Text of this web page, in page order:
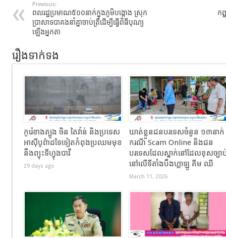
Previous:
ពលរដ្ឋប្រមាណ៥០០នាក់ក្នុងភូមិបង្កោង ស្រុក
ប្រាសាទបាគងនាំគ្នាចាប់ត្រីដើម្បីធ្វើពិធីបុណ្យ
ឡើងអ្នកតា
ក
រឿងទាក់ទង
កូរ៉េខាងត្បូង ចិន តៃវ៉ាន់ និងប្រទេស
អាស៊ីបូព៌ាដទៃទៀតកំពុងប្រឈមមុខ
នឹងព្យុះទីហ្វុងបាវី
29 days ago
ឃាត់ខ្លួនជនបរទេសចំនួន ១៣នាក់
ករណី Scam Online និងជន
បរទេសដែលស្នាក់នៅដែលខុសច្បា
នៅលើទីតាំងបឹងហ្គាឡូ គីម ឈី
March 11, 2026